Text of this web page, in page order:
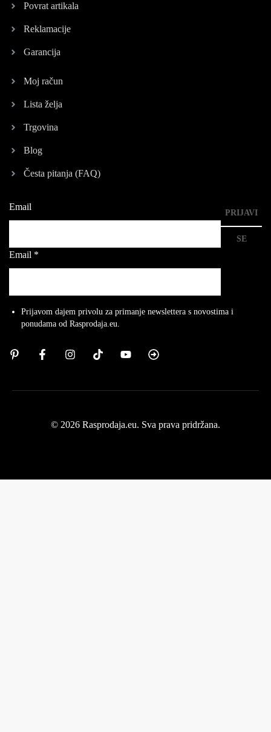
Povrat artikala
Reklamacije
Garancija
Moj račun
Lista želja
Trgovina
Blog
Česta pitanja (FAQ)
Email
Email *
PRIJAVI
SE
Prijavom dajem privolu za primanje newslettera s novostima i
ponudama od Rasprodaja.eu.
© 2026 Rasprodaja.eu. Sva prava pridržana.